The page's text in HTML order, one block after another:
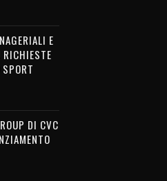
E
SPORT
DI CVC